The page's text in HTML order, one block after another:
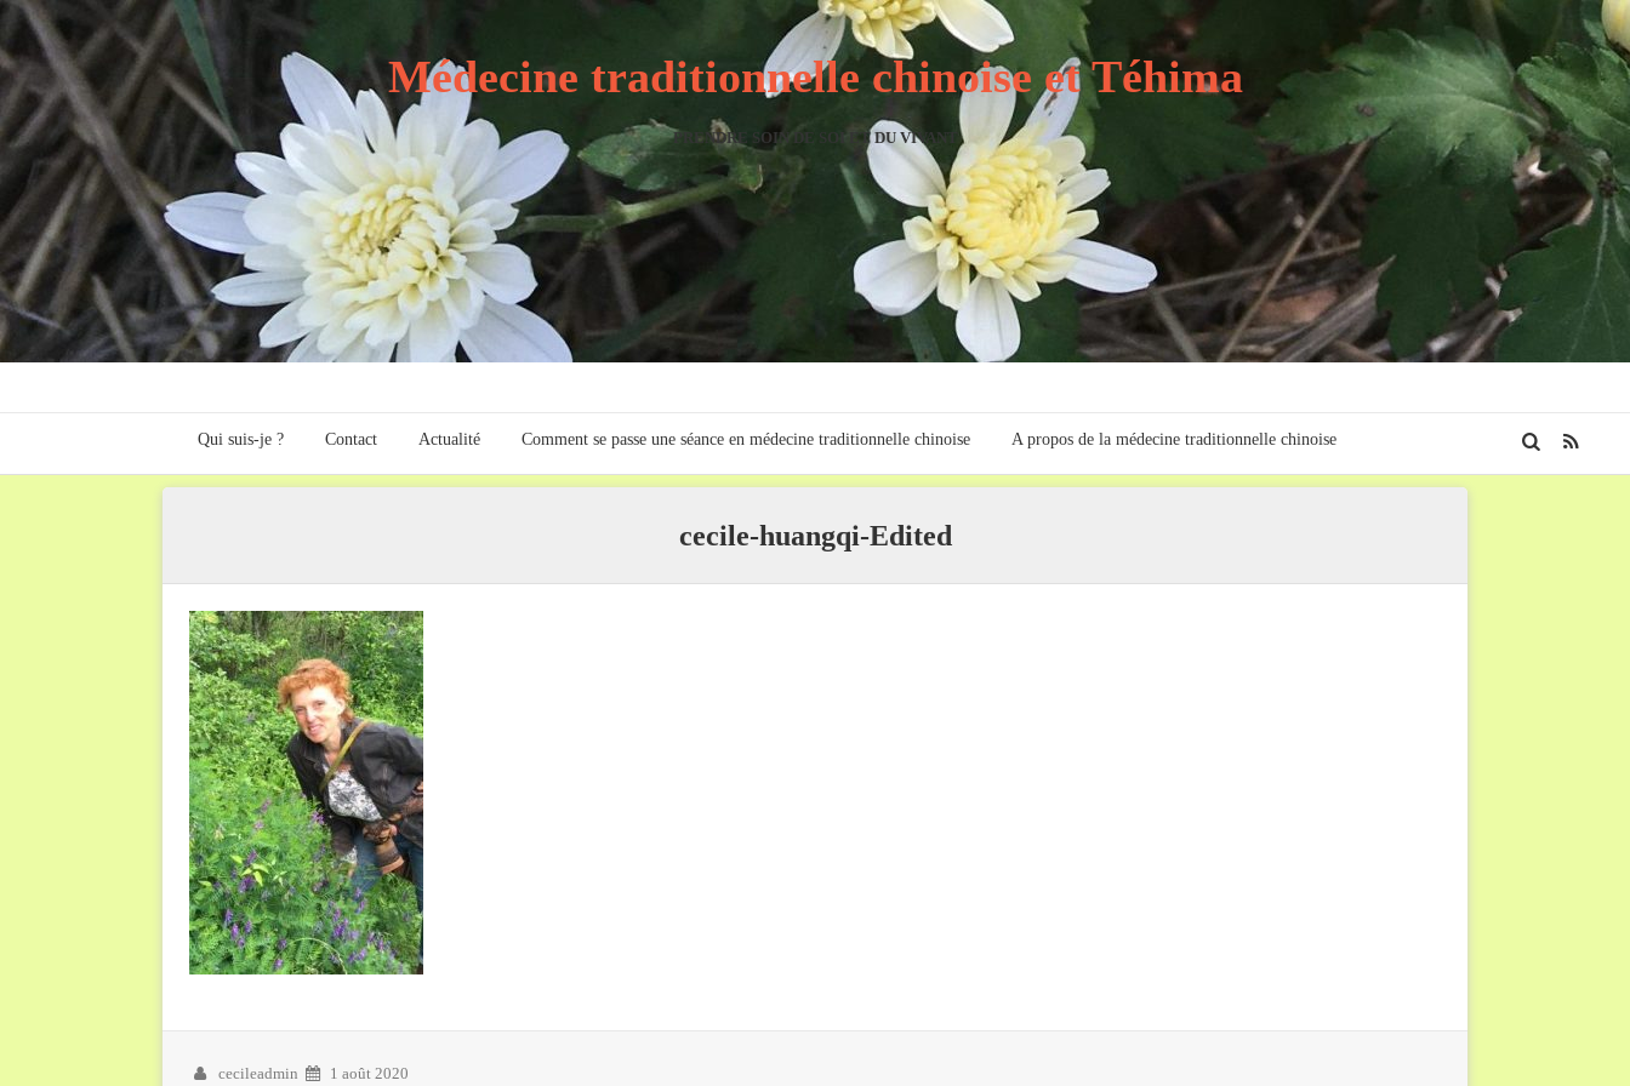
Médecine traditionnelle chinoise et Téhima
PRENDRE SOIN DE SOI ET DU VIVANT
Qui suis-je ? Contact Actualité Comment se passe une séance en médecine traditionnelle chinoise A propos de la médecine traditionnelle chinoise
cecile-huangqi-Edited
cecileadmin 1 août 2020